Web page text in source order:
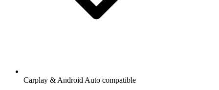
Carplay & Android Auto compatible